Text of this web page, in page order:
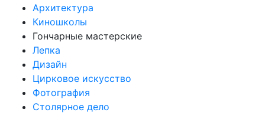
Архитектура
Киношколы
Гончарные мастерские
Лепка
Дизайн
Цирковое искусство
Фотография
Столярное дело